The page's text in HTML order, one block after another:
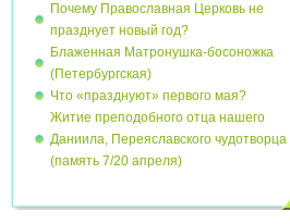
Почему Православная Церковь не
празднует новый год?
Блаженная Матронушка-босоножка
(Петербургская)
Что «празднуют» первого мая?
Житие преподобного отца нашего
Даниила, Переяславского чудотворца
(память 7/20 апреля)